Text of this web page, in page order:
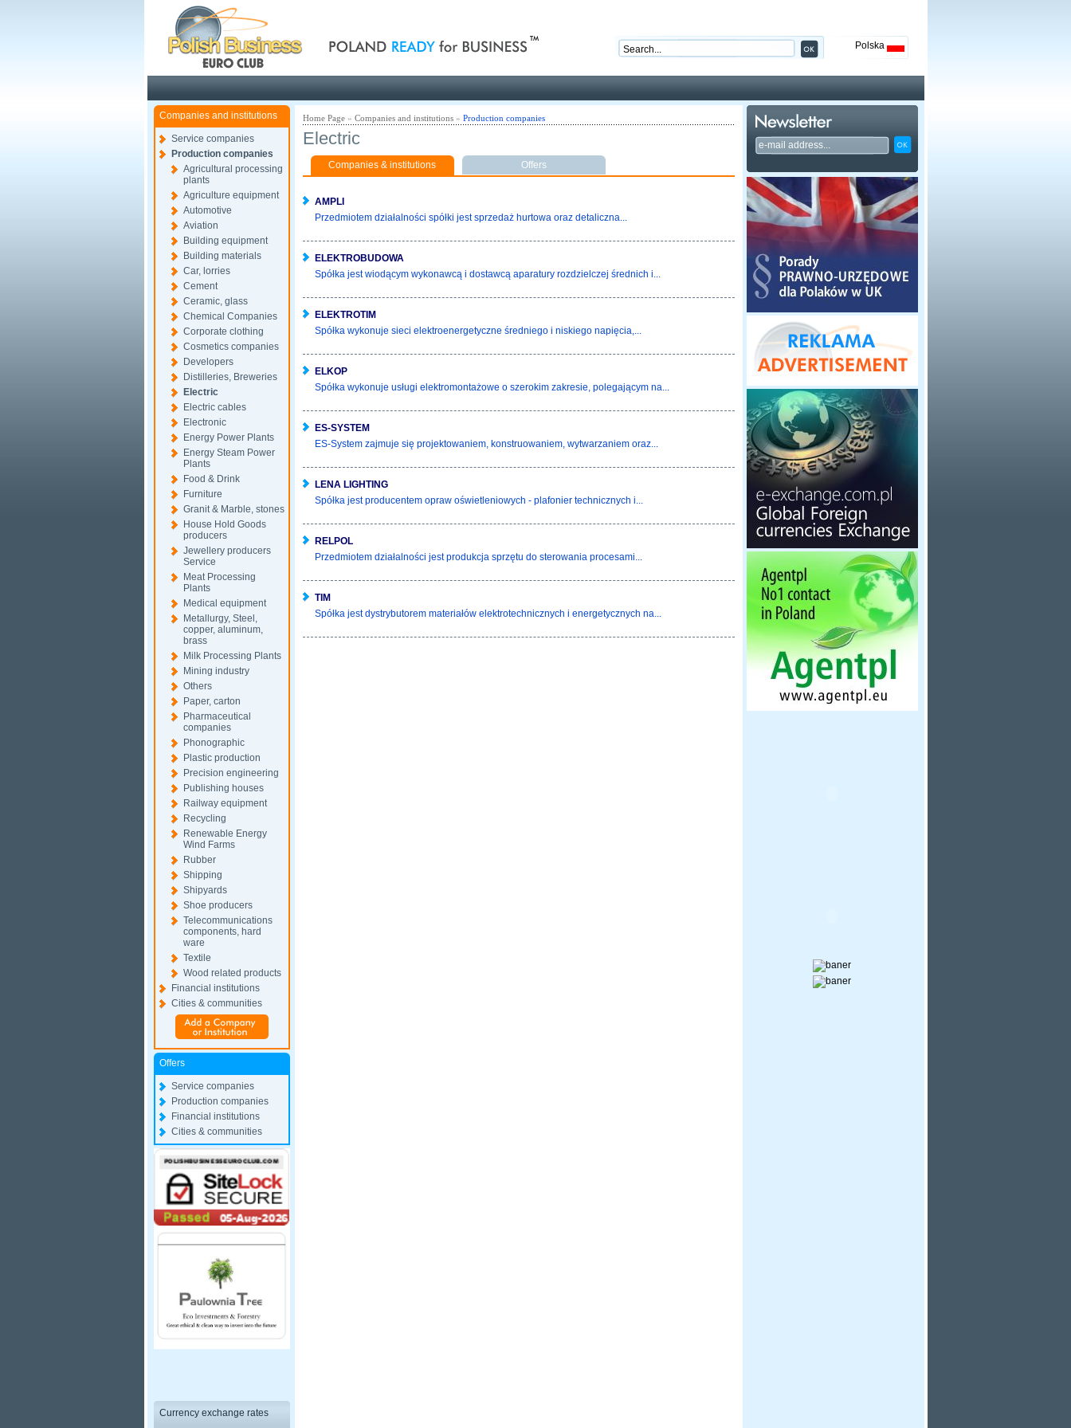
Polska
Companies and institutions
Service companies
Production companies
Agricultural processing
plants
Agriculture equipment
Automotive
Aviation
Building equipment
Building materials
Car, lorries
Cement
Ceramic, glass
Chemical Companies
Corporate clothing
Cosmetics companies
Developers
Distilleries, Breweries
Electric
Electric cables
Electronic
Energy Power Plants
Energy Steam Power
Plants
Food & Drink
Furniture
Granit & Marble, stones
House Hold Goods
producers
Jewellery producers
Service
Meat Processing
Plants
Medical equipment
Metallurgy, Steel,
copper, aluminum,
brass
Milk Processing Plants
Mining industry
Others
Paper, carton
Pharmaceutical
companies
Phonographic
Plastic production
Precision engineering
Publishing houses
Railway equipment
Recycling
Renewable Energy
Wind Farms
Rubber
Shipping
Shipyards
Shoe producers
Telecommunications
components, hard
ware
Textile
Wood related products
Financial institutions
Cities & communities
Offers
Service companies
Production companies
Financial institutions
Cities & communities
Currency exchange rates
Home Page» Companies and institutions» Production companies
Electric
Companies & institutions Offers
AMPLI
Przedmiotem działalności spółki jest sprzedaż hurtowa oraz detaliczna...
ELEKTROBUDOWA
Spółka jest wiodącym wykonawcą i dostawcą aparatury rozdzielczej średnich i...
ELEKTROTIM
Spółka wykonuje sieci elektroenergetyczne średniego i niskiego napięcia,...
ELKOP
Spółka wykonuje usługi elektromontażowe o szerokim zakresie, polegającym na...
ES-SYSTEM
ES-System zajmuje się projektowaniem, konstruowaniem, wytwarzaniem oraz...
LENA LIGHTING
Spółka jest producentem opraw oświetleniowych - plafonier technicznych i...
RELPOL
Przedmiotem działalności jest produkcja sprzętu do sterowania procesami...
TIM
Spółka jest dystrybutorem materiałów elektrotechnicznych i energetycznych na...